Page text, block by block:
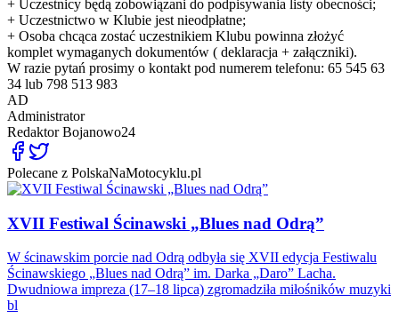
+ Uczestnicy będą zobowiązani do podpisywania listy obecności;
+ Uczestnictwo w Klubie jest nieodpłatne;
+ Osoba chcąca zostać uczestnikiem Klubu powinna złożyć
komplet wymaganych dokumentów ( deklaracja + załączniki).
W razie pytań prosimy o kontakt pod numerem telefonu: 65 545 63
34 lub 798 513 983
AD
Administrator
RedaktorBojanowo24
Polecane z PolskaNaMotocyklu.pl
XVII Festiwal Ścinawski „Blues nad Odrą”
W ścinawskim porcie nad Odrą odbyła się XVII edycja Festiwalu
Ścinawskiego „Blues nad Odrą” im. Darka „Daro” Lacha.
Dwudniowa impreza (17–18 lipca) zgromadziła miłośników muzyki
bl